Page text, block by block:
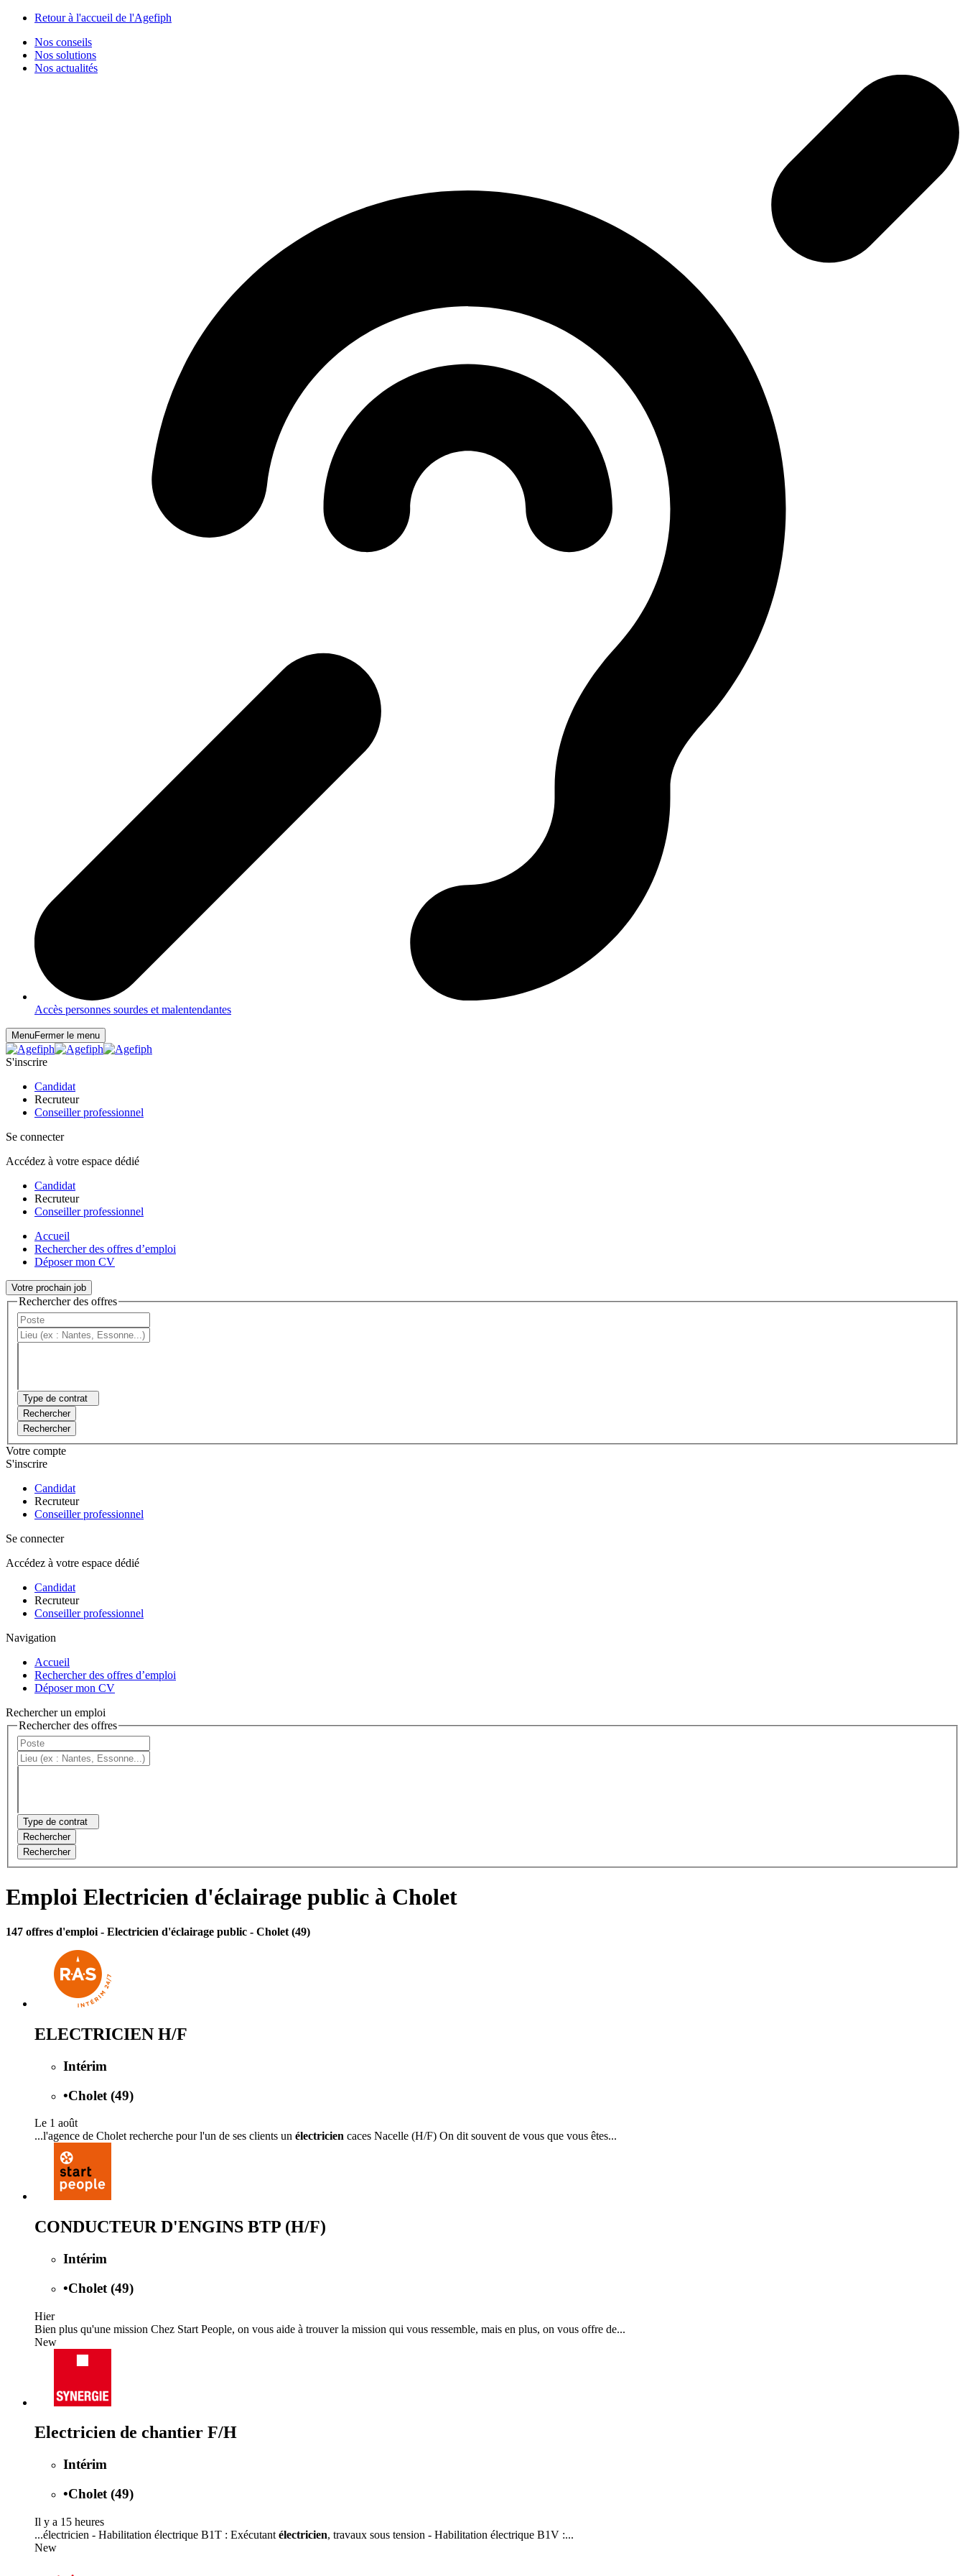
Retour à l'accueil de l'Agefiph
Nos conseils
Nos solutions
Nos actualités
Accès personnes sourdes et malentendantes
MenuFermer le menu
S'inscrire
Candidat
Recruteur
Conseiller professionnel
Se connecter
Accédez à votre espace dédié
Candidat
Recruteur
Conseiller professionnel
Accueil
Rechercher des offres d’emploi
Déposer mon CV
Votre prochain job
Rechercher des offres
Type de contrat
Rechercher
Rechercher
Votre compte
S'inscrire
Candidat
Recruteur
Conseiller professionnel
Se connecter
Accédez à votre espace dédié
Candidat
Recruteur
Conseiller professionnel
Navigation
Accueil
Rechercher des offres d’emploi
Déposer mon CV
Rechercher un emploi
Rechercher des offres
Type de contrat
Rechercher
Rechercher
Emploi Electricien d'éclairage public à Cholet
147 offres d'emploi - Electricien d'éclairage public - Cholet (49)
ELECTRICIEN H/F
Intérim
•Cholet (49)
Le 1 août
...l'agence de Cholet recherche pour l'un de ses clients un électricien caces Nacelle (H/F) On dit souvent de vous que vous êtes...
CONDUCTEUR D'ENGINS BTP (H/F)
Intérim
•Cholet (49)
Hier
Bien plus qu'une mission Chez Start People, on vous aide à trouver la mission qui vous ressemble, mais en plus, on vous offre de...
New
Electricien de chantier F/H
Intérim
•Cholet (49)
Il y a 15 heures
...électricien - Habilitation électrique B1T : Exécutant électricien, travaux sous tension - Habilitation électrique B1V :...
New